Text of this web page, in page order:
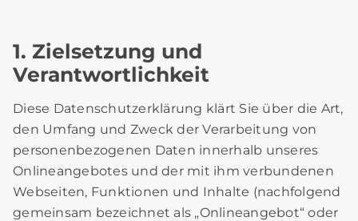
1. Zielsetzung und
Verantwortlichkeit
Diese Datenschutzerklärung klärt Sie über die Art,
den Umfang und Zweck der Verarbeitung von
personenbezogenen Daten innerhalb unseres
Onlineangebotes und der mit ihm verbundenen
Webseiten, Funktionen und Inhalte (nachfolgend
gemeinsam bezeichnet als „Onlineangebot“ oder